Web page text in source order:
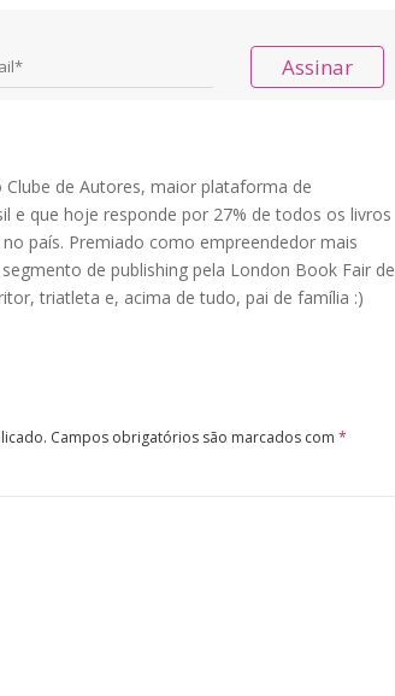
Assinar
Clube de Autores, maior plataforma de
e que hoje responde por 27% de todos os livros
país. Premiado como empreendedor mais
de publishing pela London Book Fair de
triatleta e, acima de tudo, pai de família :)
Campos obrigatórios são marcados com *